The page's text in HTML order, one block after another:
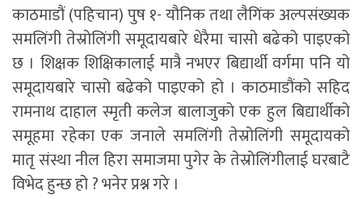
काठमाडौं (पहिचान) पुष १- यौनिक तथा लैगिंक अल्पसंख्यक
समलिंगी तेस्रोलिंगी समूदायबारे धेरैमा चासो बढेको पाइएको
छ । शिक्षक शिक्षिकालाई मात्रै नभएर बिद्यार्थी वर्गमा पनि यो
समूदायबारे चासो बढेको पाइएको हो । काठमाडौंको सहिद
रामनाथ दाहाल स्मृती कलेज बालाजुको एक हुल बिद्यार्थीको
समूहमा रहेका एक जनाले समलिंगी तेस्रोलिंगी समूदायको
मातृ संस्था नील हिरा समाजमा पुगेर के तेस्रोलिंगीलाई घरबाटै
विभेद हुन्छ हो ? भनेर प्रश्न गरे ।